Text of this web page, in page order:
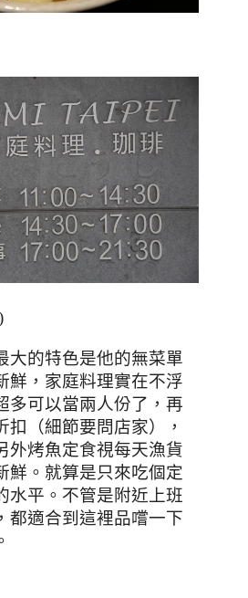
大的特色是他的無菜單
鮮，家庭料理實在不浮
多可以當兩人份了，再
扣（細節要問店家），
外烤魚定食視每天漁貨
鮮。就算是只來吃個定
水平。不管是附近上班
都適合到這裡品嚐一下